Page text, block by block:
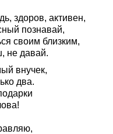
здоров, активен,
познавай,
своим близким,
не давай.
внучек,
два.